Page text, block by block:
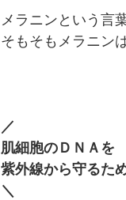
メラニンという言
そもそもメラニンは
／
肌細胞のＤＮＡを
紫外線から守るた
＼